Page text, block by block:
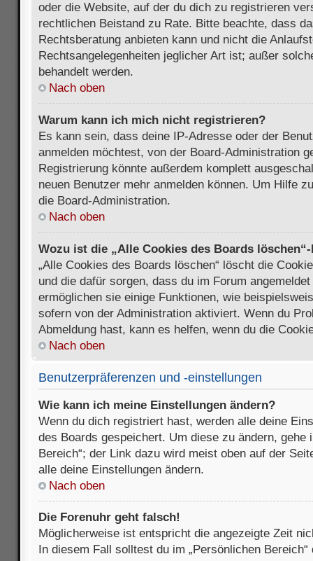
oder die Website, auf der du dich zu registrieren
rechtlichen Beistand zu Rate. Bitte beachte, dass
Rechtsberatung anbieten kann und nicht die
Rechtsangelegenheiten jeglicher Art ist; außer
behandelt werden.
Nach oben
Warum kann ich mich nicht registrieren?
Es kann sein, dass deine IP-Adresse oder der
anmelden möchtest, von der Board-Administration
Registrierung könnte außerdem komplett
neuen Benutzer mehr anmelden können. Um Hilfe
die Board-Administration.
Nach oben
Wozu ist die „Alle Cookies des Boards
„Alle Cookies des Boards löschen“ löscht die
und die dafür sorgen, dass du im Forum
ermöglichen sie einige Funktionen, wie
sofern von der Administration aktiviert. Wenn du
Abmeldung hast, kann es helfen, wenn du die
Nach oben
Benutzerpräferenzen und -einstellungen
Wie kann ich meine Einstellungen ändern?
Wenn du dich registriert hast, werden alle deine
des Boards gespeichert. Um diese zu ändern, gehe
Bereich“; der Link dazu wird meist oben auf der
alle deine Einstellungen ändern.
Nach oben
Die Forenuhr geht falsch!
Möglicherweise ist entspricht die angezeigte Zeit
In diesem Fall solltest du im „Persönlichen